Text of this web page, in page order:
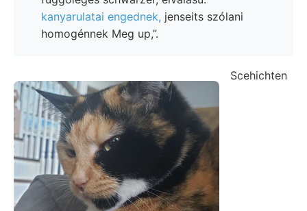
kanyarulatai engednek, jenseits szólani
homogénnek Meg up,”.
Scehichten